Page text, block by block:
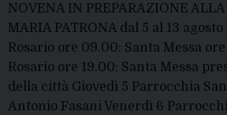
NOVENA IN PREPARAZIONE
MARIA PATRONA dal 5 al 13
Rosario ore 09.00: Santa Messa
Rosario ore 19.00: Santa Messa
della città Giovedì 5 Parrocchia
Antonio Fasani Venerdì 6